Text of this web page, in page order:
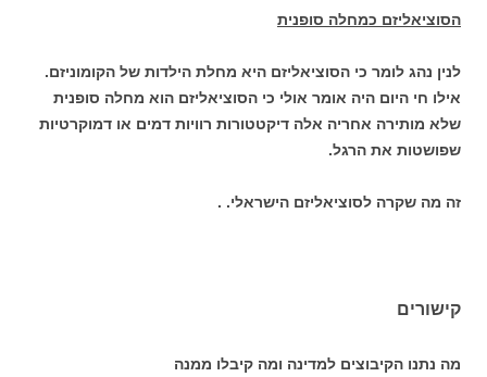
הסוציאליזם כמחלה סופנית
לנין נהג לומר כי הסוציאליזם היא מחלת הילדות של הקומוניזם.
אילו חי היום היה אומר אולי כי הסוציאליזם הוא מחלה סופנית
שלא מותירה אחריה אלה דיקטטורות רוויות דמים או דמוקרטיות
שפושטות את הרגל.
זה מה שקרה לסוציאליזם הישראלי. .
קישורים
מה נתנו הקיבוצים למדינה ומה קיבלו ממנה